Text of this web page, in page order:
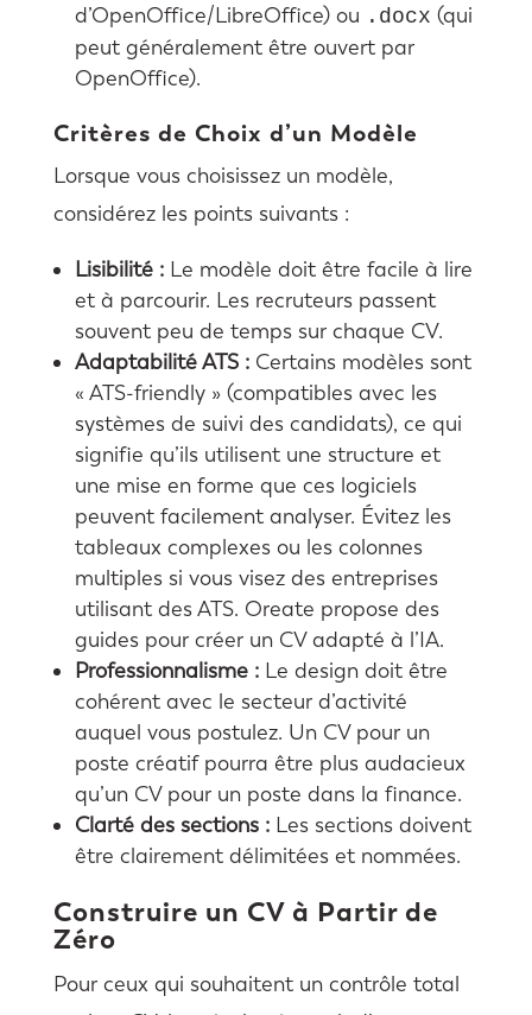
d’OpenOffice/LibreOffice) ou .docx (qui
peut généralement être ouvert par
OpenOffice).
Critères de Choix d’un Modèle
Lorsque vous choisissez un modèle,
considérez les points suivants :
Lisibilité :Le modèle doit être facile à lire
et à parcourir. Les recruteurs passent
souvent peu de temps sur chaque CV.
Adaptabilité ATS :Certains modèles sont
« ATS-friendly » (compatibles avec les
systèmes de suivi des candidats), ce qui
signifie qu’ils utilisent une structure et
une mise en forme que ces logiciels
peuvent facilement analyser. Évitez les
tableaux complexes ou les colonnes
multiples si vous visez des entreprises
utilisant des ATS. Oreate propose des
guides pour créer un CV adapté à l’IA.
Professionnalisme :Le design doit être
cohérent avec le secteur d’activité
auquel vous postulez. Un CV pour un
poste créatif pourra être plus audacieux
qu’un CV pour un poste dans la finance.
Clarté des sections :Les sections doivent
être clairement délimitées et nommées.
Construire un CV à Partir de
Zéro
Pour ceux qui souhaitent un contrôle total